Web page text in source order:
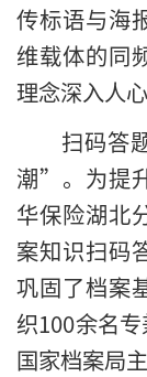
传标语与海
维载体的同
理念深入人心
扫码答
潮”。为提
华保险湖北
案知识扫码
巩固了档案
织100余名
国家档案局